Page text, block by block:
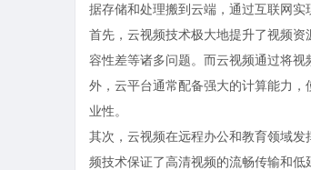
据存储和处理搬到云端，通过互联网实
首先，云视频技术极大地提升了视频
容性差等诸多问题。而云视频通过将
外，云平台通常配备强大的计算能力
业性。
其次，云视频在远程办公和教育领域
频技术保证了高清视频的流畅传输和